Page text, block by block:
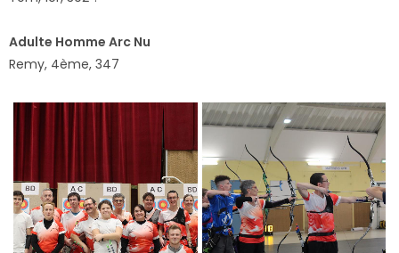
Adulte Homme Arc Nu
Remy, 4ème, 347